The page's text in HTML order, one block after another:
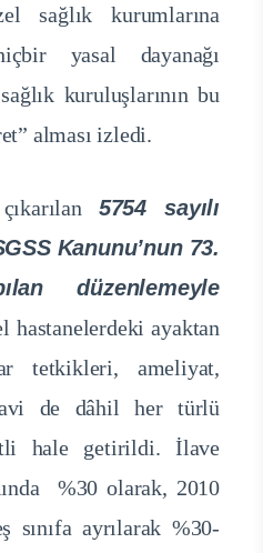
sağlık kurumlarına
yasal dayanağı
kuruluşlarının bu
alması izledi.
5754 sayılı
Kanunu’nun 73.
düzenlemeyle
hastanelerdeki ayaktan
tetkikleri, ameliyat,
de dâhil her türlü
hale getirildi. İlave
%30 olarak, 2010
sınıfa ayrılarak %30-